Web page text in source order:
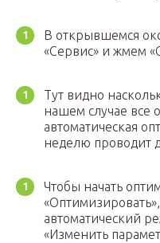
В открывшемся
«Сервис» и жмем
Тут видно
нашем случае все
автоматическая
неделю проводит
Чтобы начать
автоматический
«Изменить